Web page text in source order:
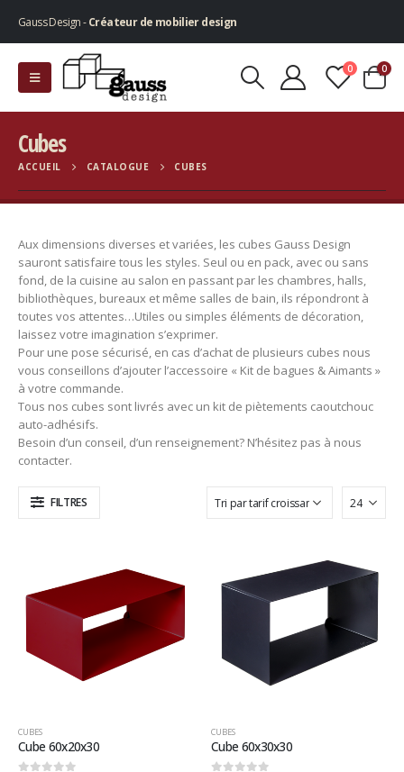
Gauss Design -Créateur de mobilier design
0 0
Cubes
ACCUEIL CATALOGUE CUBES
Aux dimensions diverses et variées, les cubes Gauss Design
sauront satisfaire tous les styles. Seul ou en pack, avec ou sans
fond, de la cuisine au salon en passant par les chambres, halls,
bibliothèques, bureaux et même salles de bain, ils répondront à
toutes vos attentes…Utiles ou simples éléments de décoration,
laissez votre imagination s’exprimer.
Pour une pose sécurisé, en cas d’achat de plusieurs cubes nous
vous conseillons d’ajouter l’accessoire « Kit de bagues & Aimants »
à votre commande.
Tous nos cubes sont livrés avec un kit de piètements caoutchouc
auto-adhésifs.
Besoin d’un conseil, d’un renseignement? N’hésitez pas à nous
contacter.
FILTRES
CUBES
Cube 60x20x30
CUBES
Cube 60x30x30